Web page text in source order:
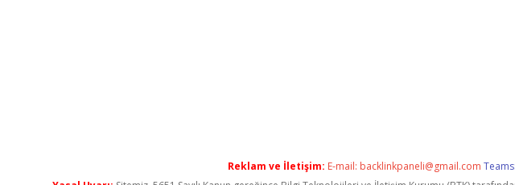
Reklam ve İletişim: E-mail: backlinkpaneli@gmail.com